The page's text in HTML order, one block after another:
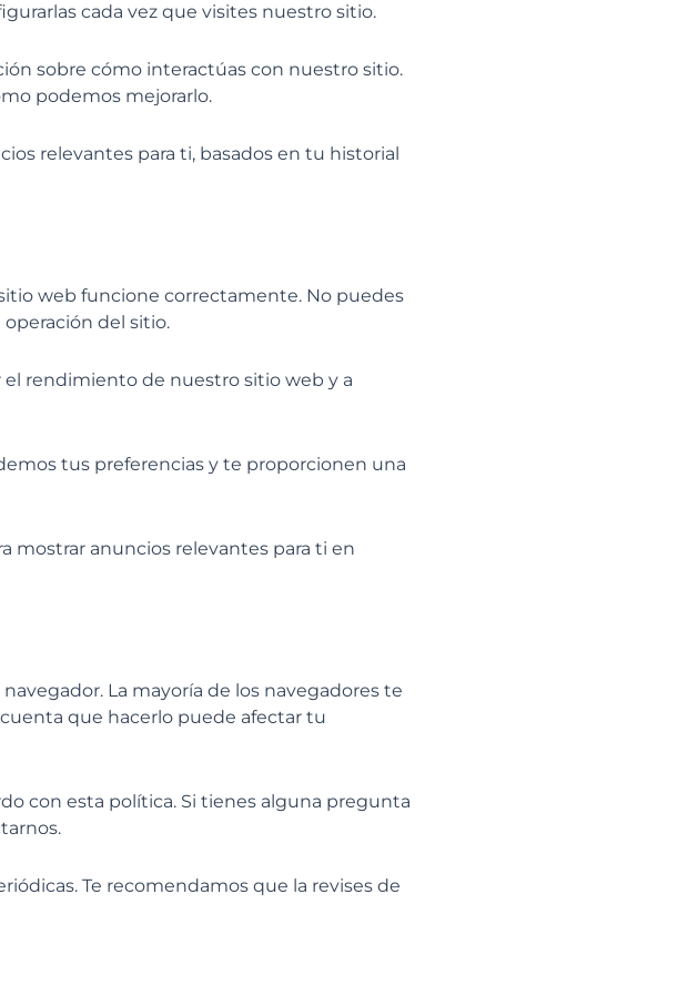
cada vez que visites nuestro sitio.
sobre cómo interactúas con nuestro sitio.
podemos mejorarlo.
relevantes para ti, basados en tu historial
sitio web funcione correctamente. No puedes
operación del sitio.
el rendimiento de nuestro sitio web y a
tus preferencias y te proporcionen una
mostrar anuncios relevantes para ti en
La mayoría de los navegadores te
que hacerlo puede afectar tu
con esta política. Si tienes alguna pregunta
Te recomendamos que la revises de